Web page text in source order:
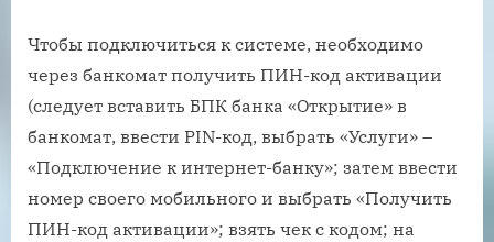
Чтобы подключиться к системе, необходимо
через банкомат получить ПИН-код активации
(следует вставить БПК банка «Открытие» в
банкомат, ввести PIN-код, выбрать «Услуги» –
«Подключение к интернет-банку»; затем ввести
номер своего мобильного и выбрать «Получить
ПИН-код активации»; взять чек с кодом; на